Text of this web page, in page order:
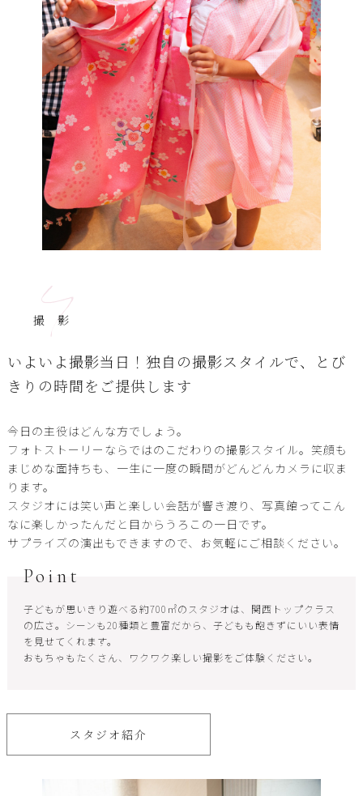
4
撮 影
いよいよ撮影当日！独自の撮影スタイルで、とび
きりの時間をご提供します
今日の主役はどんな方でしょう。
フォトストーリーならではのこだわりの撮影スタイル。笑顔も
まじめな面持ちも、一生に一度の瞬間がどんどんカメラに収ま
ります。
スタジオには笑い声と楽しい会話が響き渡り、写真館ってこん
なに楽しかったんだと目からうろこの一日です。
サプライズの演出もできますので、お気軽にご相談ください。
Point
子どもが思いきり遊べる約700㎡のスタジオは、関西トップクラス
の広さ。シーンも20種類と豊富だから、子どもも飽きずにいい表情
を見せてくれます。
おもちゃもたくさん、ワクワク楽しい撮影をご体験ください。
スタジオ紹介